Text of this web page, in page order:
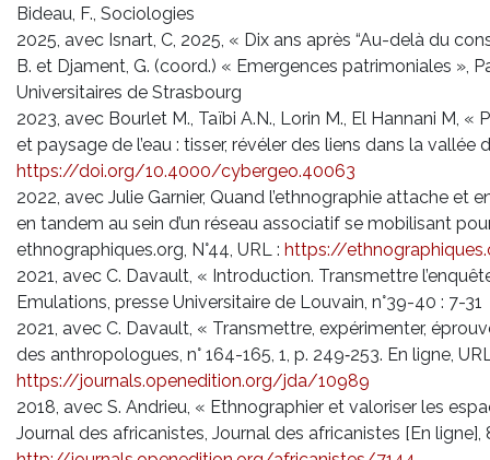
Bideau, F., Sociologies
2025, avec Isnart, C, 2025, « Dix ans après “Au-delà du
B. et Djament, G. (coord.) « Emergences patrimoniales »,
Universitaires de Strasbourg
2023, avec Bourlet M., Taïbi A.N., Lorin M., El Hannani M, «
et paysage de l’eau : tisser, révéler des liens dans la vallée
https://doi.org/10.4000/cybergeo.40063
2022, avec Julie Garnier, Quand l’ethnographie attache et
en tandem au sein d’un réseau associatif se mobilisant
ethnographiques.org, N°44, URL : https://
2021, avec C. Davault, « Introduction. Transmettre
Emulations, presse Universitaire de Louvain, n°39-40 : 7-31
2021, avec C. Davault, « Transmettre, expérimenter,
des anthropologues, n° 164-165, 1, p. 249‑253. En ligne,
https://journals.openedition.org/jda/10989
2018, avec S. Andrieu, « Ethnographier et valoriser les
Journal des africanistes, Journal des africanistes [En ligne],